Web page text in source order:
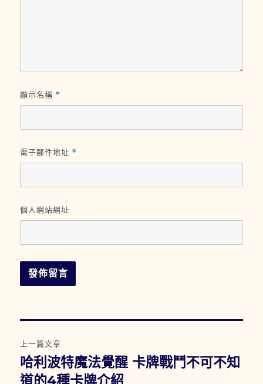
顯示名稱 *
電子郵件地址 *
個人網站網址
章
上一篇文章
上
一
哈利波特魔法覺醒 卡牌戰鬥不可不知
道的4種卡牌介紹